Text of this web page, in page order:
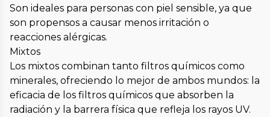
Son ideales para personas con piel sensible, ya que
son propensos a causar menos irritación o
reacciones alérgicas.
Mixtos
Los mixtos combinan tanto filtros químicos como
minerales, ofreciendo lo mejor de ambos mundos: la
eficacia de los filtros químicos que absorben la
radiación y la barrera física que refleja los rayos UV.